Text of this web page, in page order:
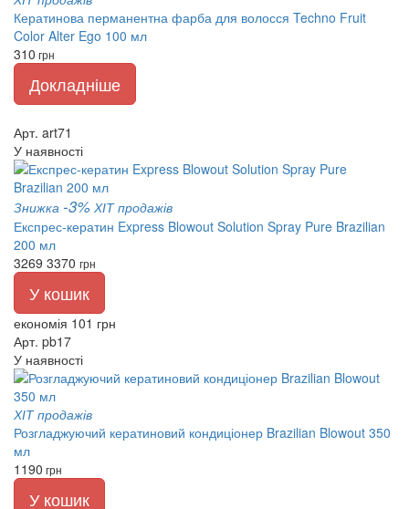
Кератинова перманентна фарба для волосся Techno Fruit
Color Alter Ego 100 мл
310 грн
Докладніше
Арт. art71
У наявності
Знижка -3% ХІТ продажів
Експрес-кератин Express Blowout Solution Spray Pure Brazilian
200 мл
3269 3370 грн
У кошик
економія 101 грн
Арт. pb17
У наявності
ХІТ продажів
Розгладжуючий кератиновий кондиціонер Brazilian Blowout 350
мл
1190 грн
У кошик